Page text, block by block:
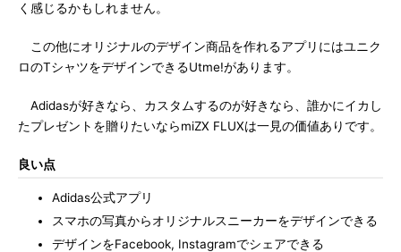
く感じるかもしれません。
この他にオリジナルのデザイン商品を作れるアプリにはユニク
ロのTシャツをデザインできるUtme!があります。
Adidasが好きなら、カスタムするのが好きなら、誰かにイカし
たプレゼントを贈りたいならmiZX FLUXは一見の価値ありです。
良い点
Adidas公式アプリ
スマホの写真からオリジナルスニーカーをデザインできる
デザインをFacebook, Instagramでシェアできる